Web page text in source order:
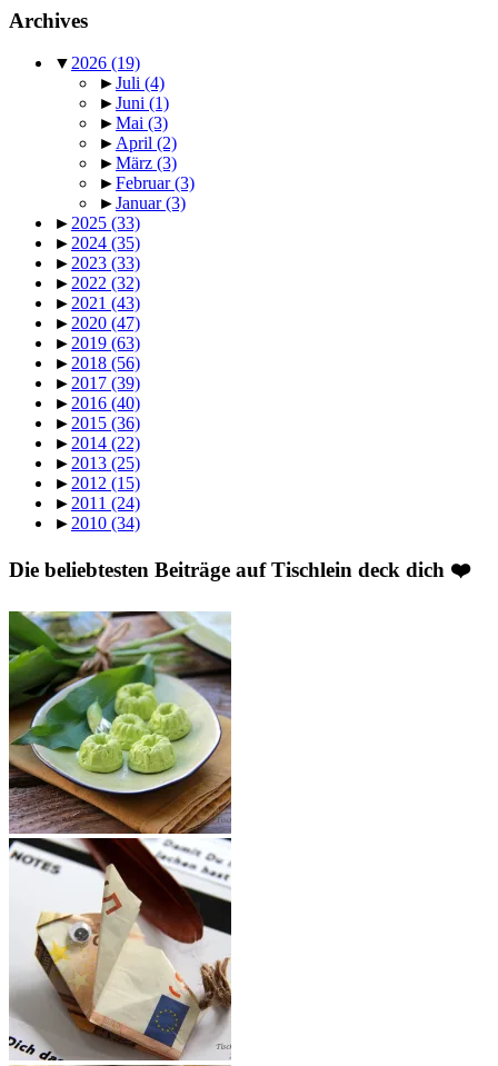
Archives
▼2026 (19)
►Juli (4)
►Juni (1)
►Mai (3)
►April (2)
►März (3)
►Februar(3)
►Januar(3)
►2025 (33)
►2024 (35)
►2023 (33)
►2022 (32)
►2021 (43)
►2020 (47)
►2019 (63)
►2018 (56)
►2017 (39)
►2016 (40)
►2015 (36)
►2014 (22)
►2013 (25)
►2012 (15)
►2011 (24)
►2010 (34)
Die beliebtesten Beiträge auf Tischlein deck dich ❤️